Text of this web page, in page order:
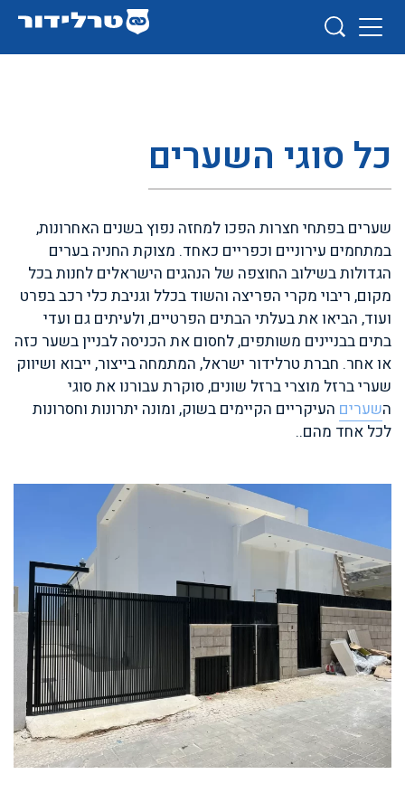
כל סוגי השערים
שערים בפתחי חצרות הפכו למחזה נפוץ בשנים האחרונות,
במתחמים עירוניים וכפריים כאחד. מצוקת החניה בערים
הגדולות בשילוב החוצפה של הנהגים הישראלים לחנות בכל
מקום, ריבוי מקרי הפריצה והשוד בכלל וגניבת כלי רכב בפרט
ועוד, הביאו את בעלתי הבתים הפרטיים, ולעיתים גם ועדי
בתים בבניינים משותפים, לחסום את הכניסה לבניין בשער כזה
או אחר. חברת טרלידור ישראל, המתמחה בייצור, ייבוא ושיווק
שערי ברזל מוצרי ברזל שונים, סוקרת עבורנו את סוגי
השערים העיקריים הקיימים בשוק, ומונה יתרונות וחסרונות
לכל אחד מהם..